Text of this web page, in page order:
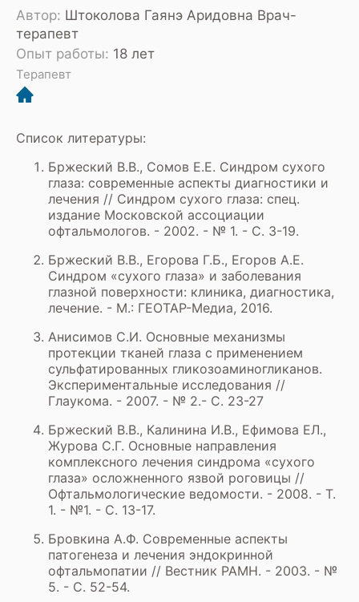
Автор: Штоколова Гаянэ Аридовна Врач-
терапевт
Опыт работы: 18 лет
Терапевт
Список литературы:
Бржеский В.В., Сомов Е.Е. Синдром сухого
глаза: современные аспекты диагностики и
лечения // Синдром сухого глаза: спец.
издание Московской ассоциации
офтальмологов. - 2002. - № 1. - С. 3-19.
Бржеский В.В., Егорова Г.Б., Егоров А.Е.
Синдром «сухого глаза» и заболевания
глазной поверхности: клиника, диагностика,
лечение. - М.: ГЕОТАР-Медиа, 2016.
Анисимов С.И. Основные механизмы
протекции тканей глаза с применением
сульфатированных гликозоаминогликанов.
Экспериментальные исследования //
Глаукома. - 2007. - № 2.- С. 23-27
Бржеский В.В., Калинина И.В., Ефимова ЕЛ.,
Журова С.Г. Основные направления
комплексного лечения синдрома «сухого
глаза» осложненного язвой роговицы //
Офтальмологические ведомости. - 2008. - Т.
1. - №1. - С. 13-17.
Бровкина А.Ф. Современные аспекты
патогенеза и лечения эндокринной
офтальмопатии // Вестник РАМН. - 2003. - №
5. - С. 52-54.